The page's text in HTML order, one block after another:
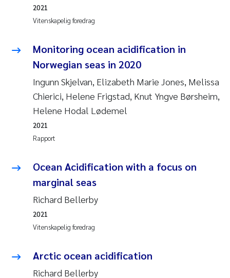
Vitenskapelig foredrag
2021
Monitoring ocean acidification in
Norwegian seas in 2020
Ingunn Skjelvan, Elizabeth Marie Jones, Melissa
Chierici, Helene Frigstad, Knut Yngve Børsheim,
Helene Hodal Lødemel
Rapport
2021
Ocean Acidification with a focus on
marginal seas
Richard Bellerby
Vitenskapelig foredrag
2021
Arctic ocean acidification
Richard Bellerby